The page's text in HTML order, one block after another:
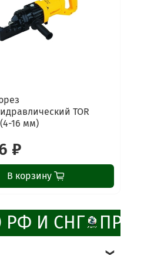
TOR
(4-16 мм)
₽
В корзину
РФ И СНГ